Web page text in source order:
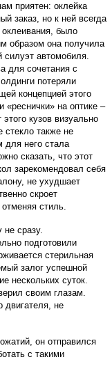
приятен: оклейка
заказ, но к ней всегда
было
образом она получила
силуэт автомобиля.
для сочетания с
потеряли
концепцией этого
«реснички» на оптике –
кузов визуально
стекло также не
для него стала
сказать, что этот
зарекомендовал себя
не ухудшает
скроет
стиль.
не сразу.
подготовили
стерильная
залог успешной
нескольких суток.
своим глазам.
двигателя, не
он отправился
с такими